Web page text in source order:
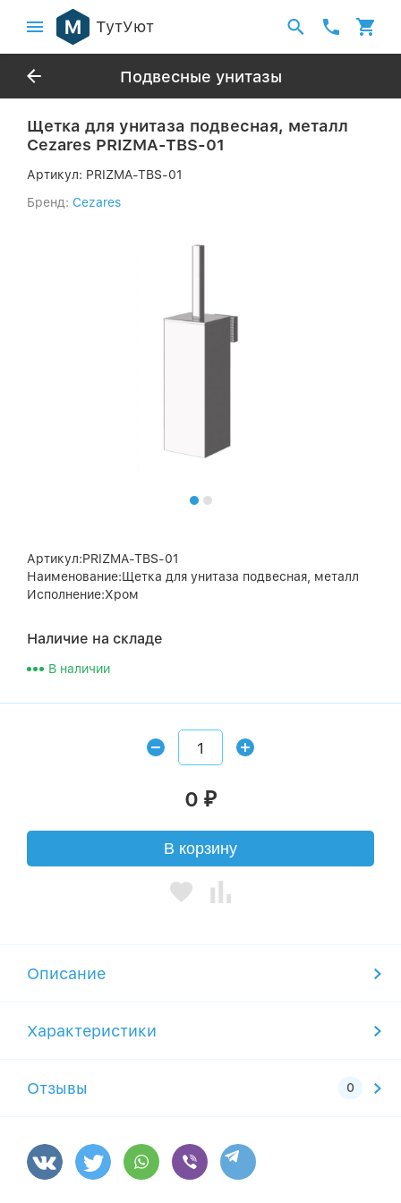
ТутУют
Подвесные унитазы
Щетка для унитаза подвесная, металл
Cezares PRIZMA-TBS-01
Артикул: PRIZMA-TBS-01
Бренд: Cezares
Артикул:PRIZMA-TBS-01
Наименование:Щетка для унитаза подвесная, металл
Исполнение:Хром
Наличие на складе
В наличии
0 ₽
В корзину
Описание
Характеристики
Отзывы